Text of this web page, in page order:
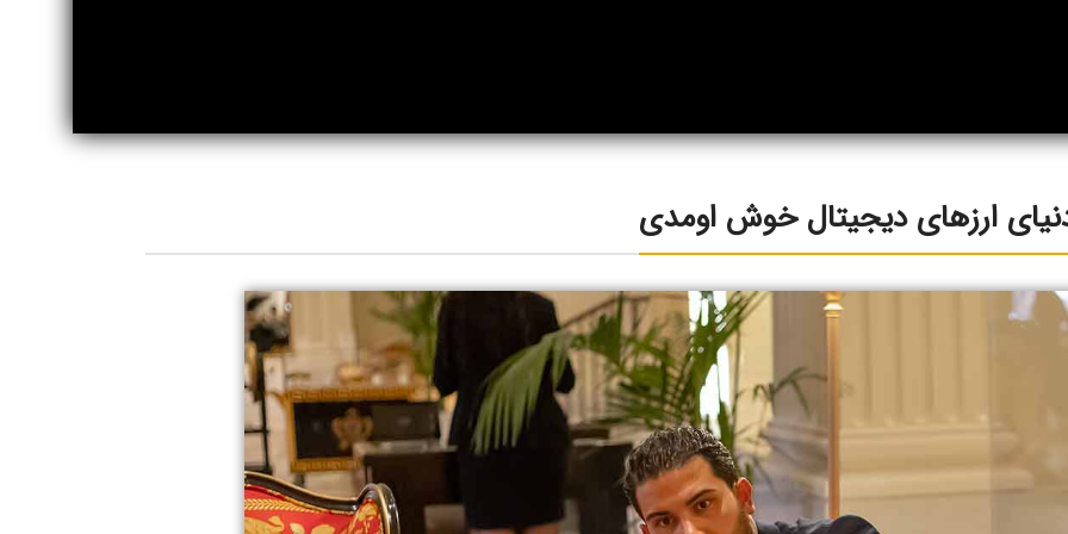
ارزهای دیجیتال خوش اومدی